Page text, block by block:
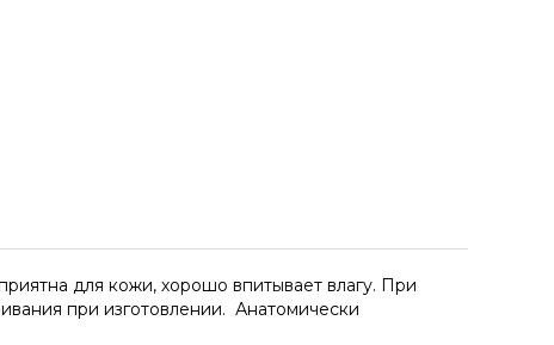
для кожи, хорошо впитывает влагу. При
при изготовлении. Анатомически